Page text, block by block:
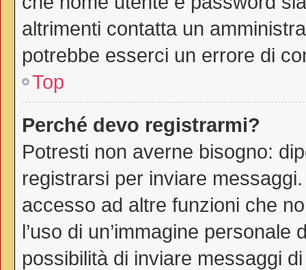
altrimenti contatta un
potrebbe esserci un errore di
Top
Perché devo registrarmi?
Potresti non averne bisogno:
registrarsi per inviare
accesso ad altre funzioni che
l’uso di un’immagine
possibilità di inviare messaggi